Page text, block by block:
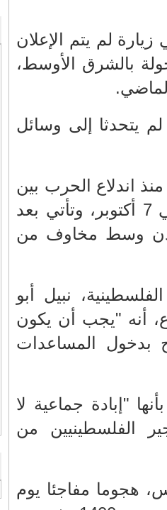
لم يتم الإعلان
بالشرق الأوسط،
لم يتحدثا إلى وسائل
اندلاع الحرب بين
إسرائيل وحركة حماس في قطاع غزة في 7 أكتوبر، وتأتي بعد
وسط مخاوف من
نبيل أبو
أنه "يجب أن يكون
بدخول المساعدات
"إبادة جماعية لا
الفلسطينيين من
هجوما مفاجئا يوم